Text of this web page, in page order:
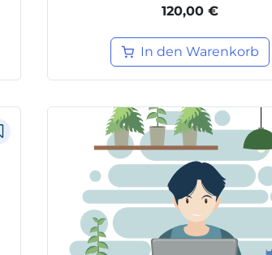
120,00 €
In den Warenkorb